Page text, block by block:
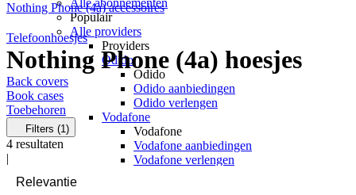
Alle abonnementen
Populair
Alle providers
Providers
Odido
Odido
Odido aanbiedingen
Odido verlengen
Vodafone
Vodafone
Vodafone aanbiedingen
Vodafone verlengen
Nothing Phone (4a) accessoires
Telefoonhoesjes
Nothing Phone (4a) hoesjes
Back covers
Book cases
Toebehoren
Filters (1)
4 resultaten
|